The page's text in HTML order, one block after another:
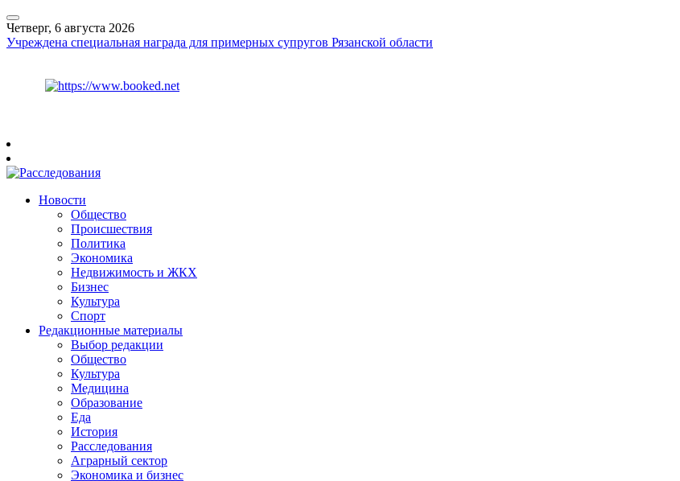
Четверг, 6 августа 2026
Учреждена специальная награда для примерных супругов Рязанской области
Новости
Общество
Происшествия
Политика
Экономика
Недвижимость и ЖКХ
Бизнес
Культура
Спорт
Редакционные материалы
Выбор редакции
Общество
Культура
Медицина
Образование
Еда
История
Расследования
Аграрный сектор
Экономика и бизнес